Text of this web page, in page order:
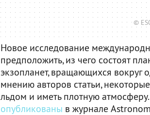
©
Новое исследование
предположить, из чего состоят
экзопланет, вращающихся вокруг
мнению авторов статьи,
льдом и иметь плотную
опубликованы в журнале